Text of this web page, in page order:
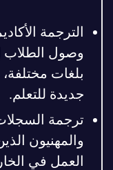
الترجمة
وصول الطلاب
بلغات مختلفة،
جديدة للتعلم.
ترجمة
والمهنيون
العمل في